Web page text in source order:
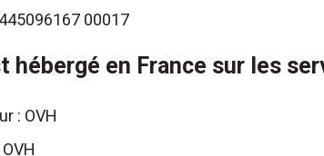
00017
hébergé en France sur les
: OVH